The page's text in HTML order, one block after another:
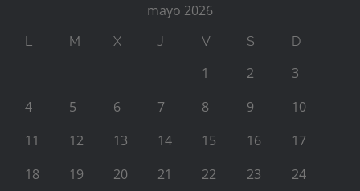
mayo 2026
L M X J V S D
1 2
3
4
5 6 7 8 9
10
11
12 13 14 15 16
17
18
19 20 21 22 23
24